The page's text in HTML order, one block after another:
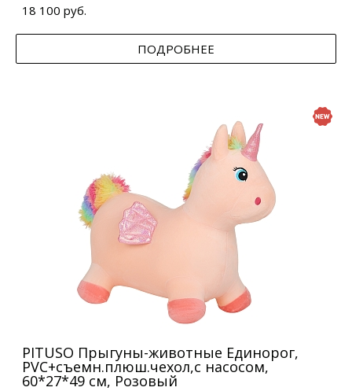
18 100 руб.
ПОДРОБНЕЕ
PITUSO Прыгуны-животные Единорог,
PVC+съемн.плюш.чехол,с насосом,
60*27*49 см, Розовый